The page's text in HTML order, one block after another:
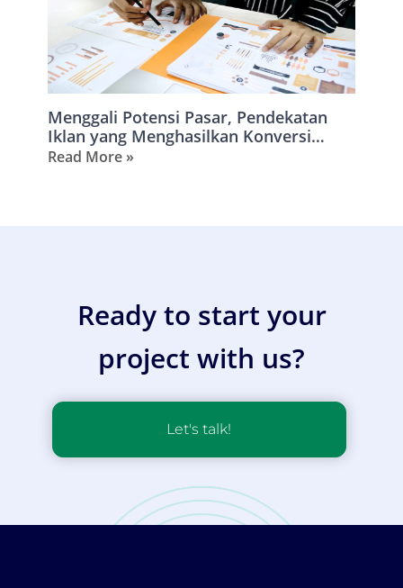
Menggali Potensi Pasar, Pendekatan
Iklan yang Menghasilkan Konversi
Tinggi
Read More »
Ready to start your
project with us?
Let's talk!